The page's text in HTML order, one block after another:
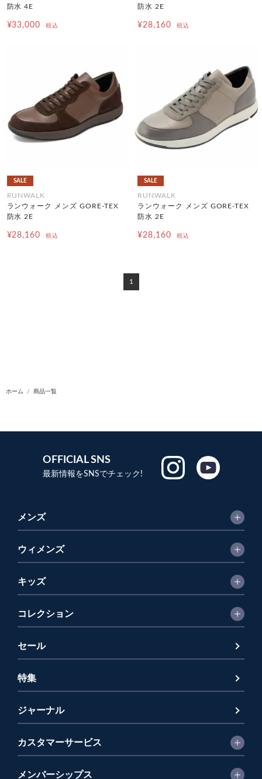
防水 4E
¥33,000 税込
防水 2E
¥28,160 税込
SALE
RUNWALK
ランウォーク メンズ GORE-TEX
防水 2E
¥28,160 税込
SALE
RUNWALK
ランウォーク メンズ GORE-TEX
防水 2E
¥28,160 税込
1
ホーム 商品一覧
OFFICIAL SNS
最新情報をSNSでチェック!
メンズ
ウィメンズ
キッズ
コレクション
セール
特集
ジャーナル
カスタマーサービス
メンバーシップス